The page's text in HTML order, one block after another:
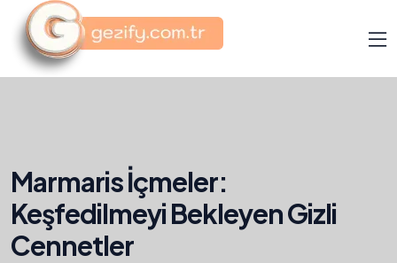
Marmaris İçmeler:
Keşfedilmeyi Bekleyen Gizli
Cennetler